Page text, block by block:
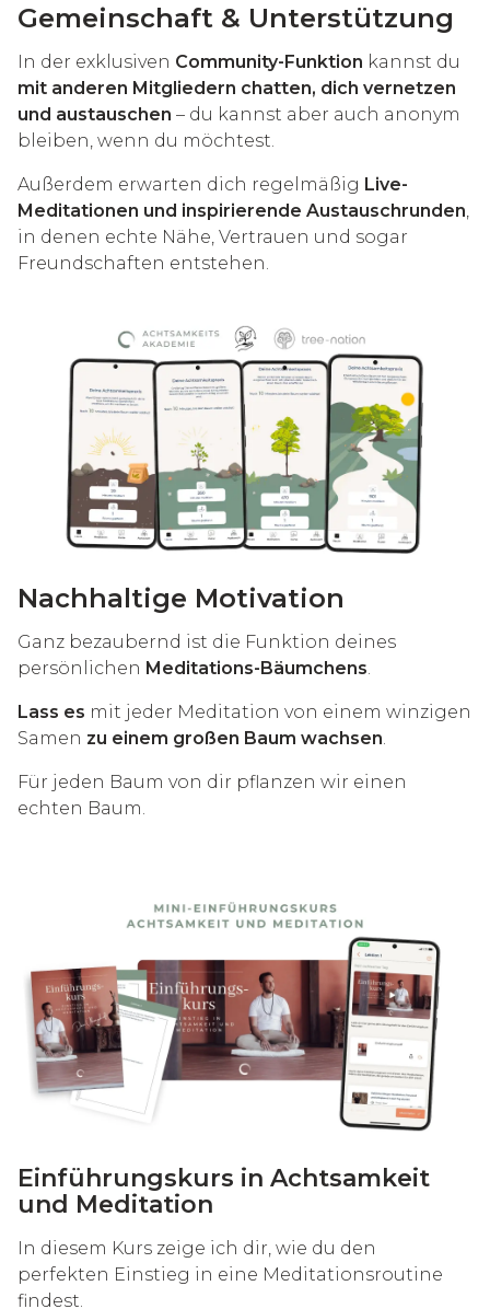
Gemeinschaft & Unterstützung
In der exklusiven Community-Funktion kannst du
mit anderen Mitgliedern chatten, dich vernetzen
und austauschen – du kannst aber auch anonym
bleiben, wenn du möchtest.
Außerdem erwarten dich regelmäßig Live-
Meditationen und inspirierende Austauschrunden,
in denen echte Nähe, Vertrauen und sogar
Freundschaften entstehen.
Nachhaltige Motivation
Ganz bezaubernd ist die Funktion deines
persönlichen Meditations-Bäumchens.
Lass es mit jeder Meditation von einem winzigen
Samen zu einem großen Baum wachsen.
Für jeden Baum von dir pflanzen wir einen
echten Baum.
Einführungskurs in Achtsamkeit
und Meditation
In diesem Kurs zeige ich dir, wie du den
perfekten Einstieg in eine Meditationsroutine
findest.